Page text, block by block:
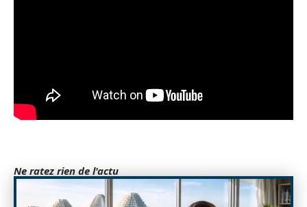
Ne ratez rien de l'actu